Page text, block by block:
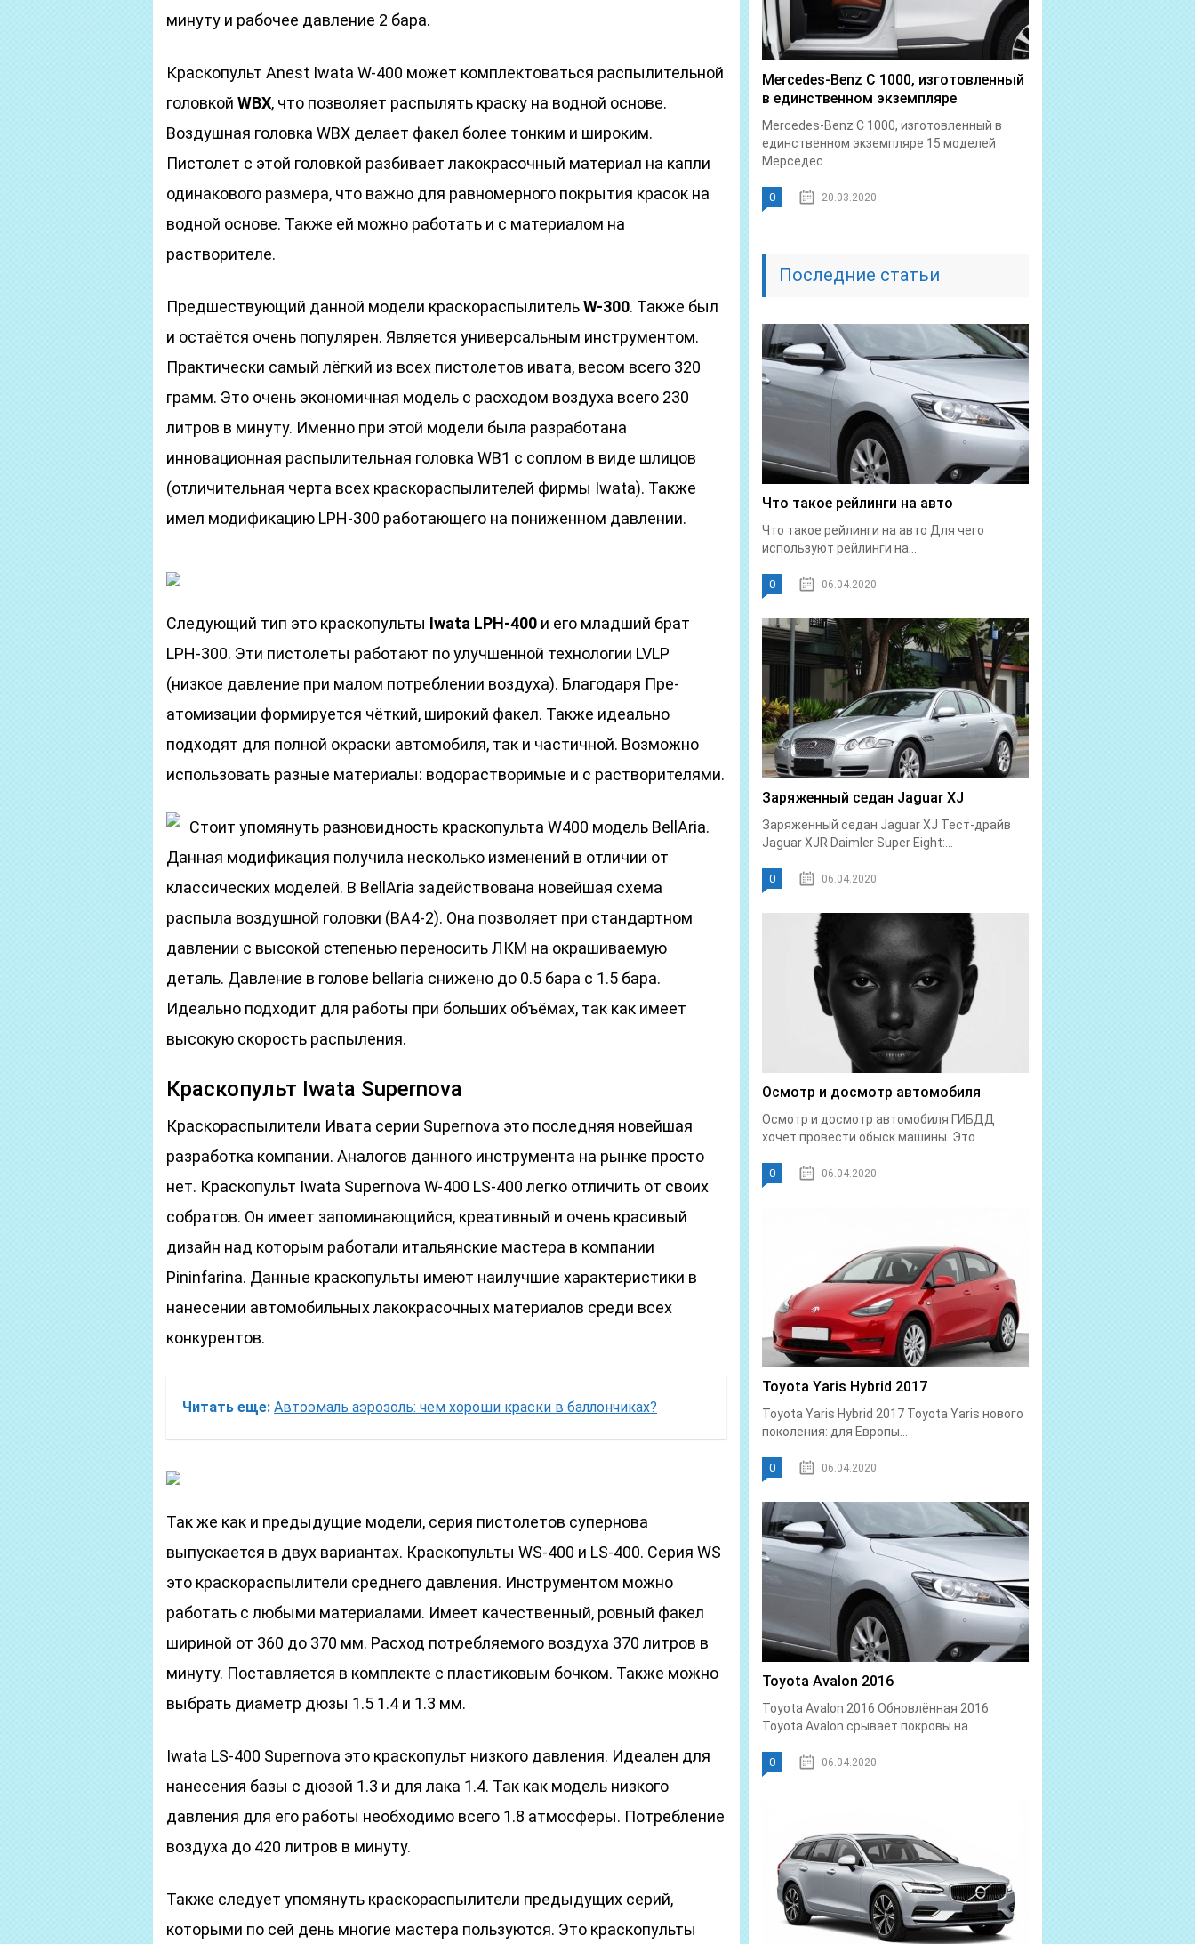
минуту и рабочее давление 2 бара.
Краскопульт Anest Iwata W-400 может комплектоваться распылительной
головкой WBX, что позволяет распылять краску на водной основе.
Воздушная головка WBX делает факел более тонким и широким.
Пистолет с этой головкой разбивает лакокрасочный материал на капли
одинакового размера, что важно для равномерного покрытия красок на
водной основе. Также ей можно работать и с материалом на
растворителе.
Предшествующий данной модели краскораспылительW-300. Также был
и остаётся очень популярен. Является универсальным инструментом.
Практически самый лёгкий из всех пистолетов ивата, весом всего 320
грамм. Это очень экономичная модель с расходом воздуха всего 230
литров в минуту. Именно при этой модели была разработана
инновационная распылительная головка WB1 с соплом в виде шлицов
(отличительная черта всех краскораспылителей фирмы Iwata). Также
имел модификацию LPH-300 работающего на пониженном давлении.
Следующий тип это краскопульты Iwata LPH-400 и его младший брат
LPH-300. Эти пистолеты работают по улучшенной технологии LVLP
(низкое давление при малом потреблении воздуха). Благодаря Пре-
атомизации формируется чёткий, широкий факел. Также идеально
подходят для полной окраски автомобиля, так и частичной. Возможно
использовать разные материалы: водорастворимые и с растворителями.
Стоит упомянуть разновидность краскопульта W400 модель BellAria.
Данная модификация получила несколько изменений в отличии от
классических моделей. В BellAria задействована новейшая схема
распыла воздушной головки (BA4-2). Она позволяет при стандартном
давлении с высокой степенью переносить ЛКМ на окрашиваемую
деталь. Давление в голове bellaria снижено до 0.5 бара с 1.5 бара.
Идеально подходит для работы при больших объёмах, так как имеет
высокую скорость распыления.
Краскопульт Iwata Supernova
Краскораспылители Ивата серии Supernova это последняя новейшая
разработка компании. Аналогов данного инструмента на рынке просто
нет. Краскопульт Iwata Supernova W-400 LS-400 легко отличить от своих
собратов. Он имеет запоминающийся, креативный и очень красивый
дизайн над которым работали итальянские мастера в компании
Pininfarina. Данные краскопульты имеют наилучшие характеристики в
нанесении автомобильных лакокрасочных материалов среди всех
конкурентов.
Читать еще: Автоэмаль аэрозоль: чем хороши краски в баллончиках?
Так же как и предыдущие модели, серия пистолетов супернова
выпускается в двух вариантах. Краскопульты WS-400 и LS-400. Серия WS
это краскораспылители среднего давления. Инструментом можно
работать с любыми материалами. Имеет качественный, ровный факел
шириной от 360 до 370 мм. Расход потребляемого воздуха 370 литров в
минуту. Поставляется в комплекте с пластиковым бочком. Также можно
выбрать диаметр дюзы 1.5 1.4 и 1.3 мм.
Iwata LS-400 Supernova это краскопульт низкого давления. Идеален для
нанесения базы с дюзой 1.3 и для лака 1.4. Так как модель низкого
давления для его работы необходимо всего 1.8 атмосферы. Потребление
воздуха до 420 литров в минуту.
Также следует упомянуть краскораспылители предыдущих серий,
которыми по сей день многие мастера пользуются. Это краскопульты
Mercedes-Benz C 1000, изготовленный
в единственном экземпляре
Mercedes-Benz C 1000, изготовленный в
единственном экземпляре 15 моделей
Мерседес...
0 20.03.2020
Последние статьи
Что такое рейлинги на авто
Что такое рейлинги на авто Для чего
используют рейлинги на...
0 06.04.2020
Заряженный седан Jaguar XJ
Заряженный седан Jaguar XJ Тест-драйв
Jaguar XJR Daimler Super Eight:...
0 06.04.2020
Осмотр и досмотр автомобиля
Осмотр и досмотр автомобиля ГИБДД
хочет провести обыск машины. Это...
0 06.04.2020
Toyota Yaris Hybrid 2017
Toyota Yaris Hybrid 2017 Toyota Yaris нового
поколения: для Европы...
0 06.04.2020
Toyota Avalon 2016
Toyota Avalon 2016 Обновлённая 2016
Toyota Avalon срывает покровы на...
0 06.04.2020